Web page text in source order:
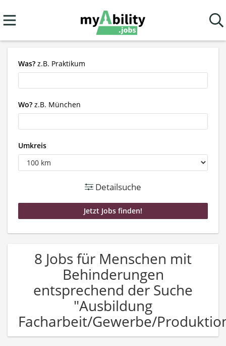
Was? z.B. Praktikum
Wo? z.B. München
Umkreis
Detailsuche
8 Jobs für Menschen mit
Behinderungen
entsprechend der Suche
"Ausbildung
Facharbeit/Gewerbe/